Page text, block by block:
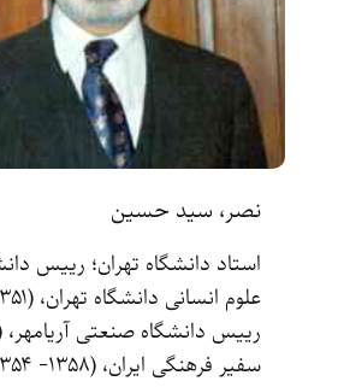
نصر، سید حسین
استاد دانشگاه تهران‌؛ رییس